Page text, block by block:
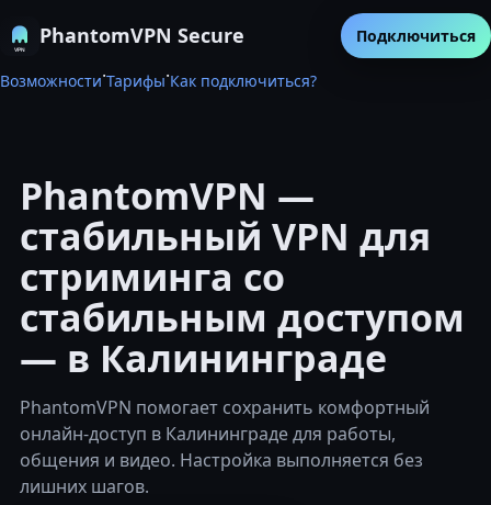
PhantomVPN Secure
Возможности·Тарифы·Как подключиться?
Подключиться
PhantomVPN —
стабильный VPN для
стриминга со
стабильным доступом
— в Калининграде
PhantomVPN помогает сохранить комфортный
онлайн-доступ в Калининграде для работы,
общения и видео. Настройка выполняется без
лишних шагов.